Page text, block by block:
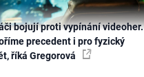
bojují proti vypínání videoher.
precedent i pro fyzický
říká Gregorová